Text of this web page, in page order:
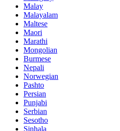
Malay
Malayalam
Maltese
Maori
Marathi
Mongolian
Burmese
Nepali
Norwegian
Pashto
Persian
Punjabi
Serbian
Sesotho
Sinhala